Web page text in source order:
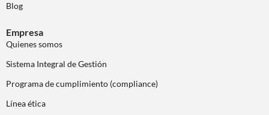
Blog
Empresa
Quienes somos
Sistema Integral de Gestión
Programa de cumplimiento (compliance)
Línea ética